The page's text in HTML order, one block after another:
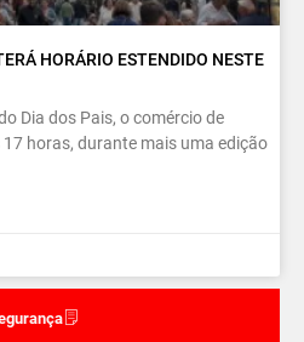
HORÁRIO ESTENDIDO NESTE
Dia dos Pais, o comércio de
horas, durante mais uma edição